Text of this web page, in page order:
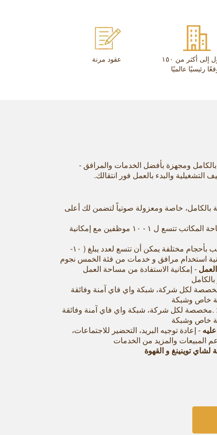
الوصول إلى أكثر من ١٥٠
رئيسيًا عالميًا
عقود مرنة
ومجهزة بأفضل الخدمات والمرافق -
والبدء بالعمل فور انتقالك.
بالكامل، خاصة ومعزولة صوتياً لتضمن لك أعلى
- مساحة المكاتب تتسع ل ۱ - ۱۰ موظفين مع إمكانية
‐ مكاتب بأحجام مختلفة يمكن أن تتسع لعدد يبلغ ( ١٠-
- إمكانية الاستفادة من مساحة العمل
لكل شركة، شبكة واي فاي آمنة وفائقة
: .مخصصة لكل شركة، شبكة واي فاي آمنة وفائقة
- إعادة توجيه البريد، التحضير للاجتماعات،
المبيعات والمزيد من الخدمات
توينينغ و القهوة